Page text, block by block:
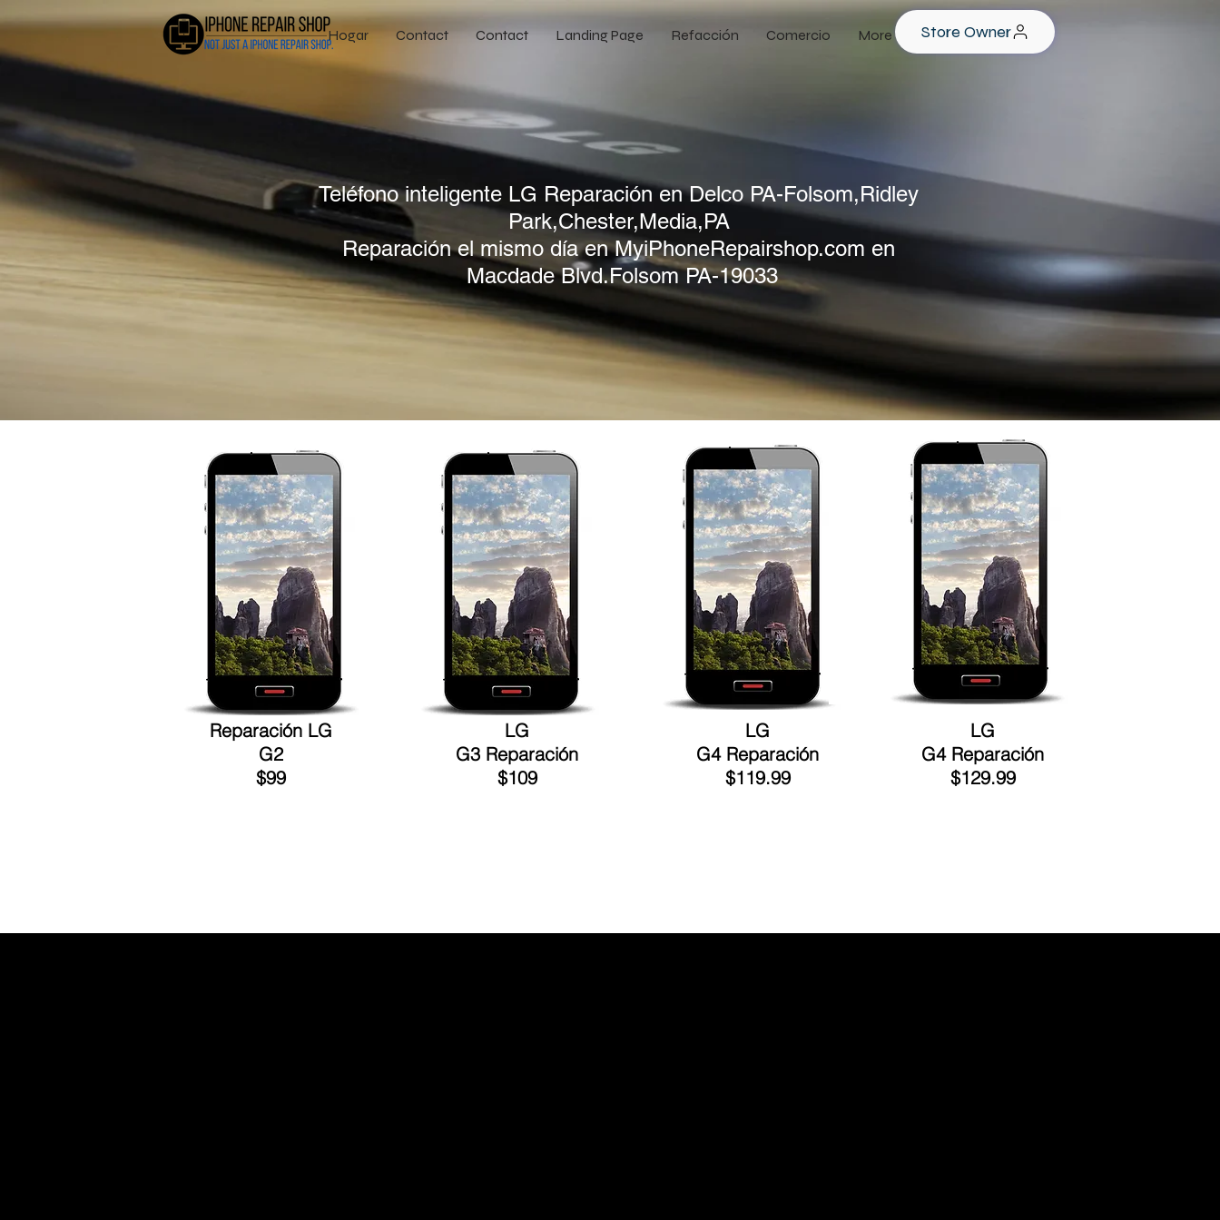
Hogar Contact Contact Landing Page Refacción Comercio More Store Owner
Teléfono inteligente LG Reparación en Delco PA-Folsom,Ridley
Park,Chester,Media,PA
Reparación el mismo día en MyiPhoneRepairshop.com en
Macdade Blvd.Folsom PA-19033
Reparación LG
G2
$99
LG
G3 Reparación
$109
LG
G4 Reparación
$119.99
LG
G4 Reparación
$129.99